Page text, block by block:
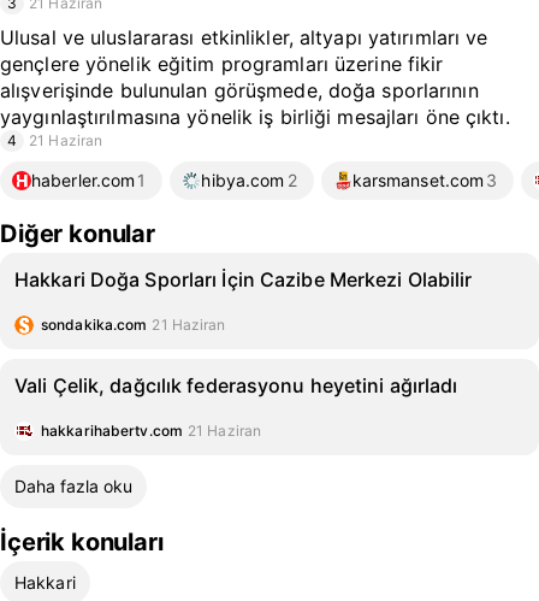
Ulusal ve uluslararası etkinlikler, altyapı yatırımları ve
gençlere yönelik eğitim programları üzerine fikir
alışverişinde bulunulan görüşmede, doğa sporlarının
yaygınlaştırılmasına yönelik iş birliği mesajları öne çıktı.
4 21 Haziran
haberler.com 1 hibya.com 2 karsmanset.com 3
Diğer konular
Hakkari Doğa Sporları İçin Cazibe Merkezi Olabilir
sondakika.com 21 Haziran
Vali Çelik, dağcılık federasyonu heyetini ağırladı
hakkarihabertv.com 21 Haziran
Daha fazla oku
İçerik konuları
Hakkari